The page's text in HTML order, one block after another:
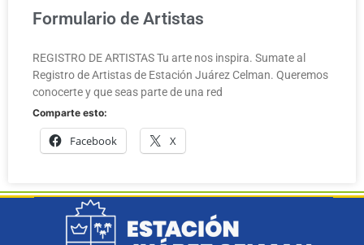
Formulario de Artistas
REGISTRO DE ARTISTAS Tu arte nos inspira. Sumate al
Registro de Artistas de Estación Juárez Celman. Queremos
conocerte y que seas parte de una red
Comparte esto:
Facebook X